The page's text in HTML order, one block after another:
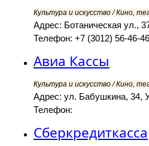
Культура и искусство / Кино,
Адрес: Ботаническая ул.,
Телефон: +7 (3012) 56-46-
Авиа Кассы
Культура и искусство / Кино,
Адрес: ул. Бабушкина, 34,
Телефон:
Сберкредиткасса